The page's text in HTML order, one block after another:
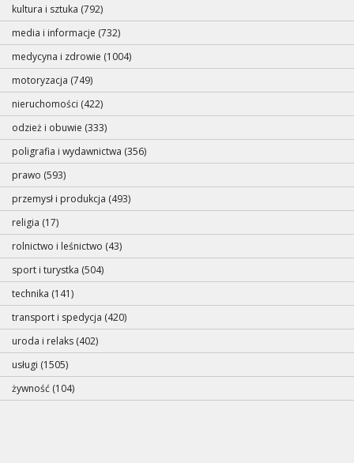
kultura i sztuka (792)
media i informacje (732)
medycyna i zdrowie (1004)
motoryzacja (749)
nieruchomości (422)
odzież i obuwie (333)
poligrafia i wydawnictwa (356)
prawo (593)
przemysł i produkcja (493)
religia (17)
rolnictwo i leśnictwo (43)
sport i turystka (504)
technika (141)
transport i spedycja (420)
uroda i relaks (402)
usługi (1505)
żywność (104)